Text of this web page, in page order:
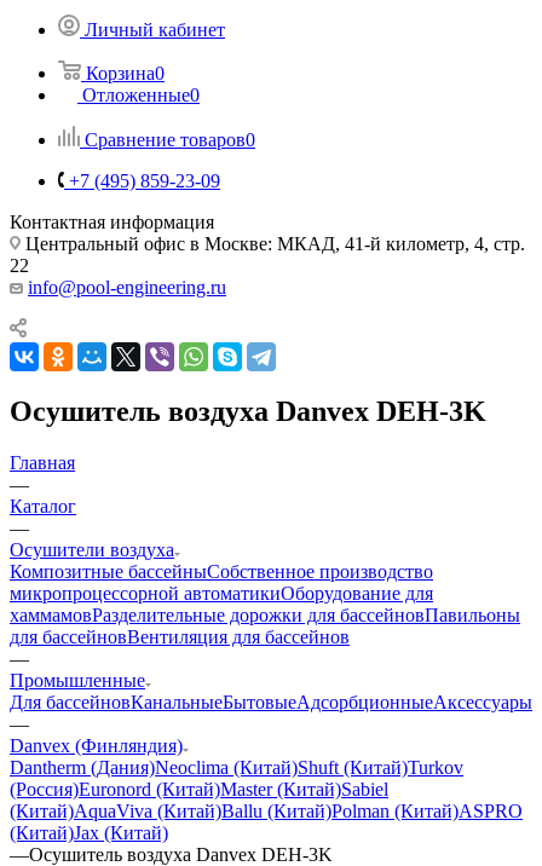
Личный кабинет
Корзина0
Отложенные0
Сравнение товаров0
+7 (495) 859-23-09
Контактная информация
Центральный офис в Москве: МКАД, 41-й километр, 4, стр.
22
info@pool-engineering.ru
Осушитель воздуха Danvex DEH-3K
Главная
—
Каталог
—
Осушители воздуха
Композитные бассейныСобственное производство
микропроцессорной автоматикиОборудование для
хаммамовРазделительные дорожки для бассейновПавильоны
для бассейновВентиляция для бассейнов
—
Промышленные
Для бассейновКанальныеБытовыеАдсорбционныеАксессуары
—
Danvex (Финляндия)
Dantherm (Дания)Neoclima (Китай)Shuft (Китай)Turkov
(Россия)Euronord (Китай)Master (Китай)Sabiel
(Китай)AquaViva (Китай)Ballu (Китай)Polman (Китай)ASPRO
(Китай)Jax (Китай)
—Осушитель воздуха Danvex DEH-3K